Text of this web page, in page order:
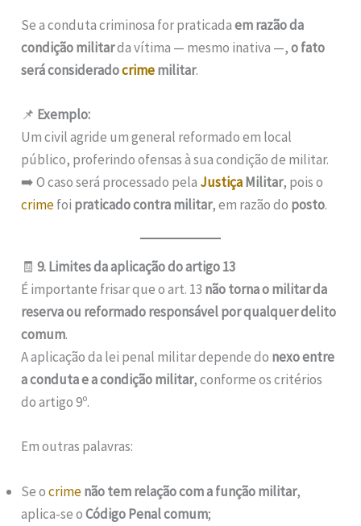
Se a conduta criminosa for praticadaem razão da
condição militarda vítima — mesmo inativa —,o fato
será consideradocrimemilitar.
📌 Exemplo:
Um civil agride um general reformado em local
público, proferindo ofensas à sua condição de militar.
➡️ O caso será processado pela JustiçaMilitar, pois o
crimefoi praticado contra militar, em razão do posto.
🧾9. Limites da aplicação do artigo 13
É importante frisar que o art. 13 não torna o militar da
reserva ou reformado responsável por qualquer delito
comum.
A aplicação da lei penal militar depende do nexo entre
a conduta e a condição militar, conforme os critérios
do artigo 9º.
Em outras palavras:
Se ocrimenão tem relação com a função militar,
aplica-se oCódigo Penal comum;